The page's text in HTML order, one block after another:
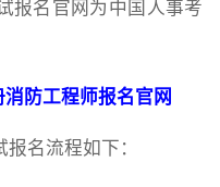
报名官网为中国人事考
防工程师报名官网
名流程如下：